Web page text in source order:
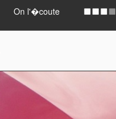
On l'�coute